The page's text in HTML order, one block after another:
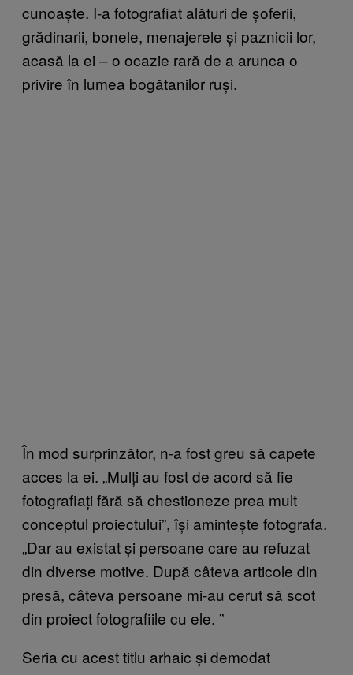
cunoaște. I-a fotografiat alături de șoferii,
grădinarii, bonele, menajerele și paznicii lor,
acasă la ei – o ocazie rară de a arunca o
privire în lumea bogătanilor ruși.
În mod surprinzător, n-a fost greu să capete
acces la ei. „Mulți au fost de acord să fie
fotografiați fără să chestioneze prea mult
conceptul proiectului”, își amintește fotografa.
„Dar au existat și persoane care au refuzat
din diverse motive. După câteva articole din
presă, câteva persoane mi-au cerut să scot
din proiect fotografiile cu ele. ”
Seria cu acest titlu arhaic și demodat